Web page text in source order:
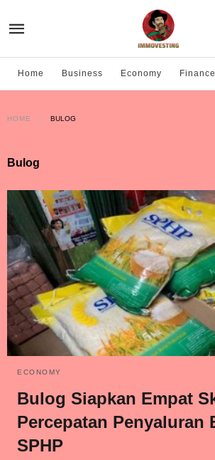
Home Business Economy Finance
HOME BULOG
Bulog
ECONOMY
Bulog Siapkan Empat
Percepatan Penyaluran
SPHP